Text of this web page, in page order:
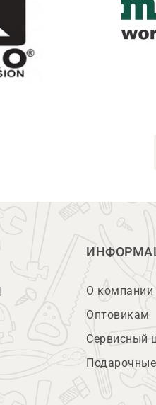
О компании
Оптовикам
Сервисный